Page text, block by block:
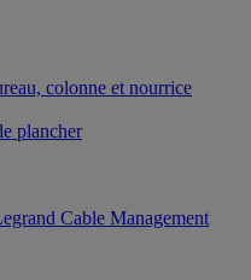
colonne et nourrice
plancher
Cable Management